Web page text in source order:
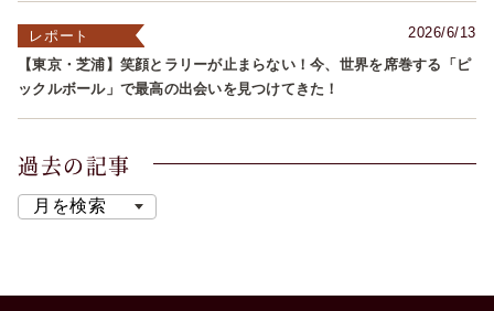
2026/6/13
レポート
【東京・芝浦】笑顔とラリーが止まらない！今、世界を席巻する「ピ
ックルボール」で最高の出会いを見つけてきた！
過去の記事